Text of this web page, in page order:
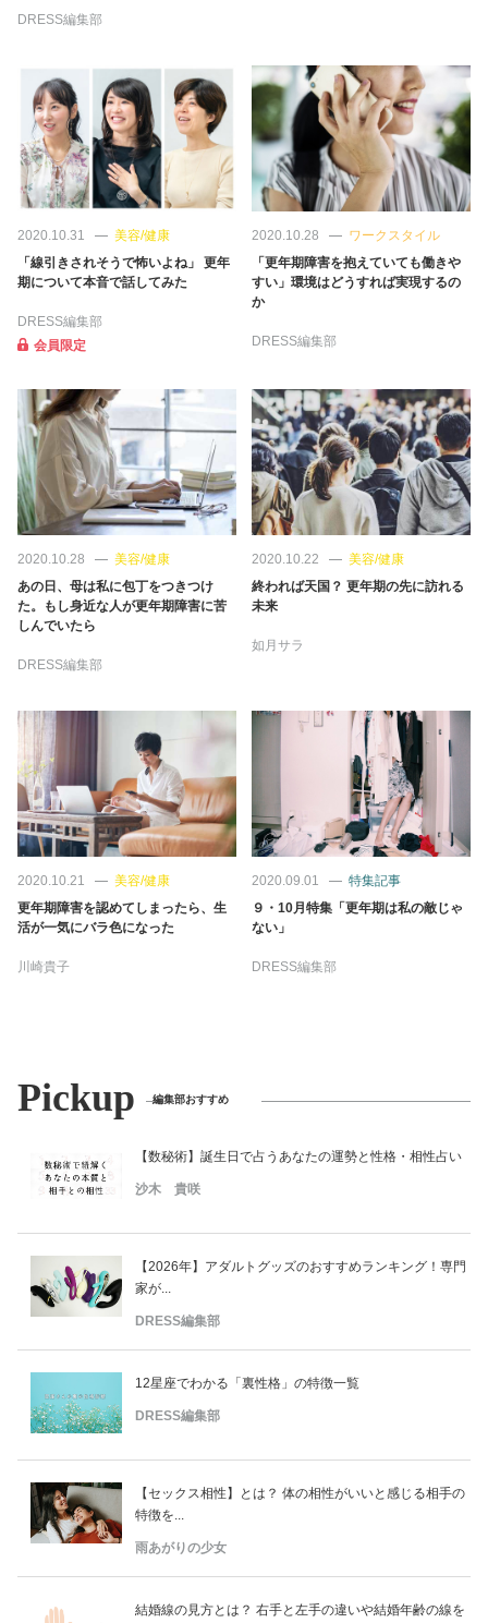
カルチャー/エンタメ
占い
性と愛
ゲーム
DRESS編集部
2020.10.31
美容/健康
「線引きされそうで怖いよね」 更年
期について本音で話してみた
DRESS編集部
会員限定
2020.10.28
ワークスタイル
「更年期障害を抱えていても働きや
すい」環境はどうすれば実現するの
か
DRESS編集部
2020.10.28
美容/健康
あの日、母は私に包丁をつきつけ
た。もし身近な人が更年期障害に苦
しんでいたら
DRESS編集部
2020.10.22
美容/健康
終われば天国？ 更年期の先に訪れる
未来
如月サラ
2020.10.21
美容/健康
更年期障害を認めてしまったら、生
活が一気にバラ色になった
川崎貴子
2020.09.01
特集記事
９・10月特集「更年期は私の敵じゃ
ない」
DRESS編集部
Pickup 編集部おすすめ
【数秘術】誕生日で占うあなたの運勢と性格・相性占い
沙木 貴咲
【2026年】アダルトグッズのおすすめランキング！専門
家が...
DRESS編集部
12星座でわかる「裏性格」の特徴一覧
DRESS編集部
【セックス相性】とは？ 体の相性がいいと感じる相手の
特徴を...
雨あがりの少女
結婚線の見方とは？ 右手と左手の違いや結婚年齢の線を